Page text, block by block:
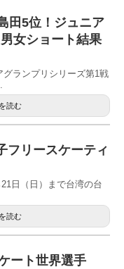
田5位！ジュニア
女ショート結果
ランプリシリーズ第1戦
読む
フリースケーティ
日（日）まで台湾の台
読む
ート世界選手